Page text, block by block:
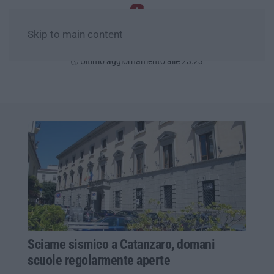
Skip to main content
Ultimo aggiornamento alle 23:23
Sciame sismico a Catanzaro, domani
scuole regolarmente aperte